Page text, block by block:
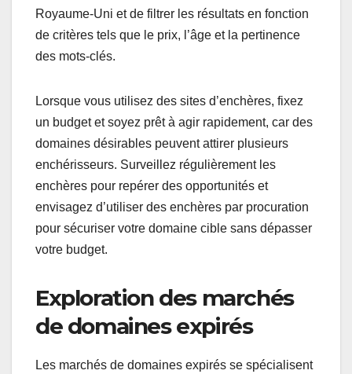
Royaume-Uni et de filtrer les résultats en fonction
de critères tels que le prix, l’âge et la pertinence
des mots-clés.
Lorsque vous utilisez des sites d’enchères, fixez
un budget et soyez prêt à agir rapidement, car des
domaines désirables peuvent attirer plusieurs
enchérisseurs. Surveillez régulièrement les
enchères pour repérer des opportunités et
envisagez d’utiliser des enchères par procuration
pour sécuriser votre domaine cible sans dépasser
votre budget.
Exploration des marchés
de domaines expirés
Les marchés de domaines expirés se spécialisent